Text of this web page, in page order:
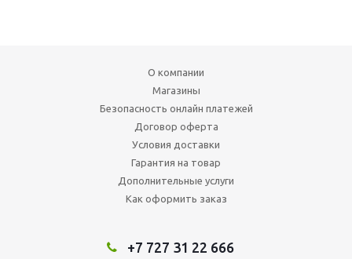
О компании
Магазины
Безопасность онлайн платежей
Договор оферта
Условия доставки
Гарантия на товар
Дополнительные услуги
Как оформить заказ
+7 727 31 22 666